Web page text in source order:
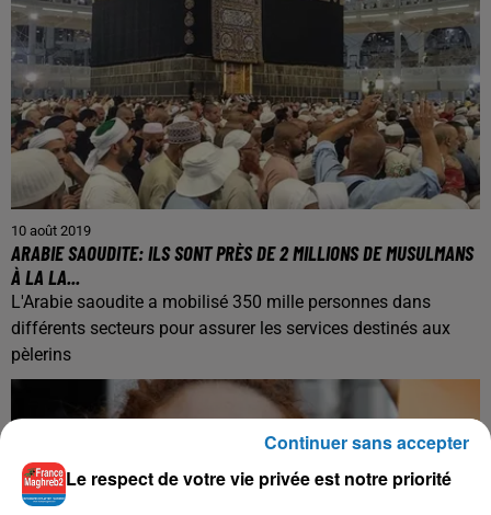
10 août 2019
ARABIE SAOUDITE: ILS SONT PRÈS DE 2 MILLIONS DE MUSULMANS
À LA LA...
L'Arabie saoudite a mobilisé 350 mille personnes dans
différents secteurs pour assurer les services destinés aux
pèlerins
Le respect de votre vie privée est notre priorité
Continuer sans accepter